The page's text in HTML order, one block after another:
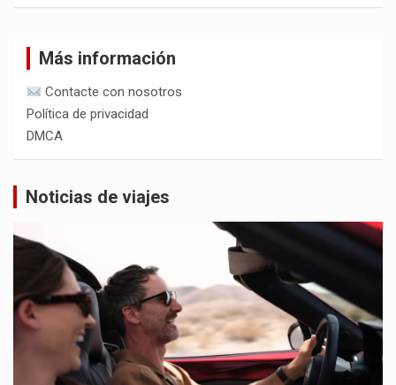
Más información
Contacte con nosotros
Política de privacidad
DMCA
Noticias de viajes